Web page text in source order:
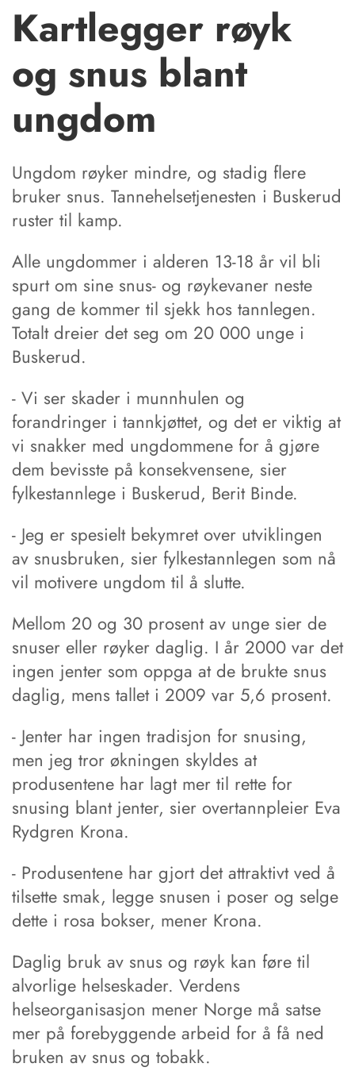
Kartlegger røyk
og snus blant
ungdom
Ungdom røyker mindre, og stadig flere
bruker snus. Tannehelsetjenesten i Buskerud
ruster til kamp.
Alle ungdommer i alderen 13-18 år vil bli
spurt om sine snus- og røykevaner neste
gang de kommer til sjekk hos tannlegen.
Totalt dreier det seg om 20 000 unge i
Buskerud.
- Vi ser skader i munnhulen og
forandringer i tannkjøttet, og det er viktig at
vi snakker med ungdommene for å gjøre
dem bevisste på konsekvensene, sier
fylkestannlege i Buskerud, Berit Binde.
- Jeg er spesielt bekymret over utviklingen
av snusbruken, sier fylkestannlegen som nå
vil motivere ungdom til å slutte.
Mellom 20 og 30 prosent av unge sier de
snuser eller røyker daglig. I år 2000 var det
ingen jenter som oppga at de brukte snus
daglig, mens tallet i 2009 var 5,6 prosent.
- Jenter har ingen tradisjon for snusing,
men jeg tror økningen skyldes at
produsentene har lagt mer til rette for
snusing blant jenter, sier overtannpleier Eva
Rydgren Krona.
- Produsentene har gjort det attraktivt ved å
tilsette smak, legge snusen i poser og selge
dette i rosa bokser, mener Krona.
Daglig bruk av snus og røyk kan føre til
alvorlige helseskader. Verdens
helseorganisasjon mener Norge må satse
mer på forebyggende arbeid for å få ned
bruken av snus og tobakk.